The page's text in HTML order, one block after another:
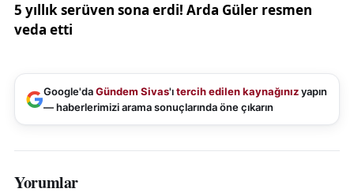
Google'daGündem Sivas'ıtercih edilen kaynağınızyapın
— haberlerimizi arama sonuçlarında öne çıkarın
Yorumlar